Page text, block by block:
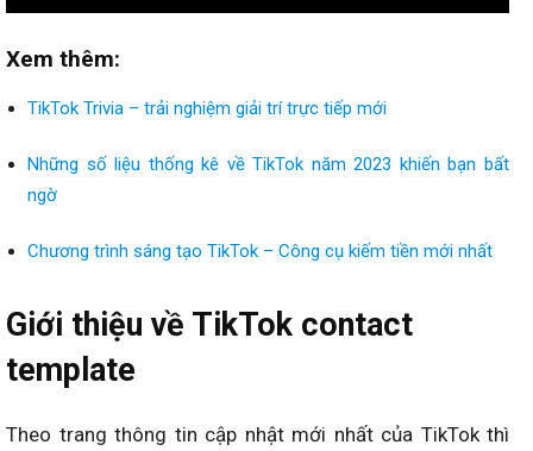
Xem thêm:
TikTok Trivia – trải nghiệm giải trí trực tiếp mới
Những số liệu thống kê về TikTok năm 2023 khiến bạn bất
ngờ
Chương trình sáng tạo TikTok – Công cụ kiếm tiền mới nhất
Giới thiệu về TikTok contact
template
Theo trang thông tin cập nhật mới nhất của TikTok thì